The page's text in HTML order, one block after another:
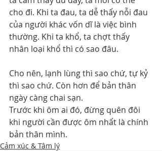
cho đi. Khi ta đau, ta dễ thấy nỗi đau
của người khác vốn dĩ là việc bình
thường. Khi ta khổ, ta chợt thấy
nhân loại khổ thì có sao đâu.
Cho nên, lạnh lùng thì sao chứ, tự kỷ
thì sao chứ. Còn hơn để bản thân
ngày càng chai sạn.
Trước khi ôm ai đó, đừng quên đôi
khi người cần được ôm nhất là chính
bản thân mình.
Cảm xúc & Tâm lý